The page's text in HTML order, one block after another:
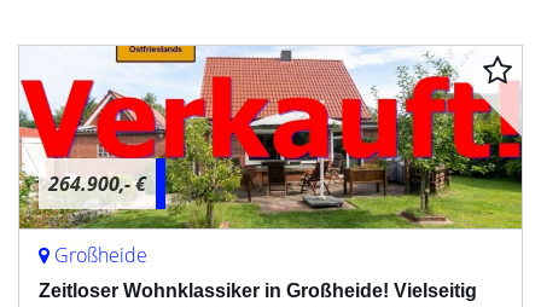
264.900,- €
Großheide
Zeitloser Wohnklassiker in Großheide! Vielseitig